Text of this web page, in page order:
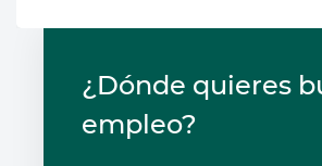
¿Dónde quieres
empleo?